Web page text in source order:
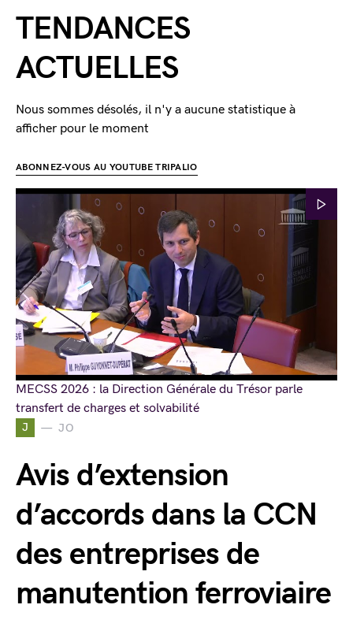
J JO
Avis d’extension
d’accords dans la CCN
des entreprises de
manutention ferroviaire
TENDANCES
ACTUELLES
Nous sommes désolés, il n'y a aucune statistique à
afficher pour le moment
ABONNEZ-VOUS AU YOUTUBE TRIPALIO
MECSS 2026 : la Direction Générale du Trésor parle
transfert de charges et solvabilité